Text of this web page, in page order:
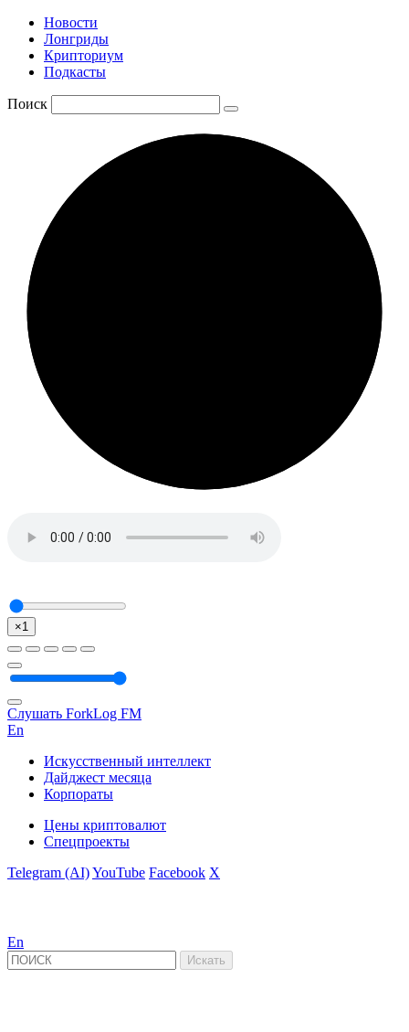
Новости
Лонгриды
Крипториум
Подкасты
Поиск
×1
Слушать ForkLog FM
En
Искусственный интеллект
Дайджест месяца
Корпораты
Цены криптовалют
Спецпроекты
Telegram (AI)YouTube Facebook X
En